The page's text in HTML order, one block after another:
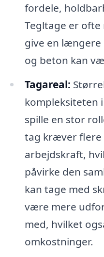
fordele,
Tegltage er ofte
give en længere
og beton kan
Tagareal:
kompleksiteten
spille en stor
tag kræver flere
arbejdskraft,
påvirke den
kan tage med
være mere
med, hvilket
omkostninger.